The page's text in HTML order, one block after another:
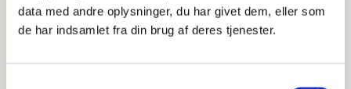
data med andre oplysninger, du har givet dem, eller som
de har indsamlet fra din brug af deres tjenester.